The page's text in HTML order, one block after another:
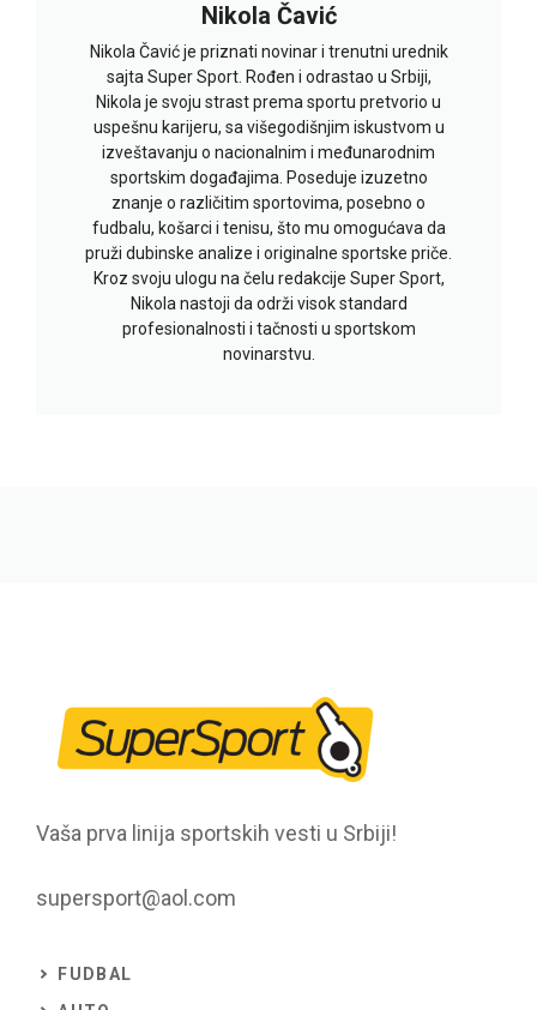
Nikola Čavić
Nikola Čavić je priznati novinar i trenutni urednik
sajta Super Sport. Rođen i odrastao u Srbiji,
Nikola je svoju strast prema sportu pretvorio u
uspešnu karijeru, sa višegodišnjim iskustvom u
izveštavanju o nacionalnim i međunarodnim
sportskim događajima. Poseduje izuzetno
znanje o različitim sportovima, posebno o
fudbalu, košarci i tenisu, što mu omogućava da
pruži dubinske analize i originalne sportske priče.
Kroz svoju ulogu na čelu redakcije Super Sport,
Nikola nastoji da održi visok standard
profesionalnosti i tačnosti u sportskom
novinarstvu.
Vaša prva linija sportskih vesti u Srbiji!
supersport@aol.com
FUDBAL